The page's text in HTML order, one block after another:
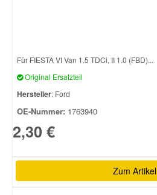
Für FIESTA VI Van 1.5 TDCi, II 1.0 (FBD)...
Original Ersatzteil
Hersteller: Ford
OE-Nummer: 1763940
2,30 €
Zum Artikel